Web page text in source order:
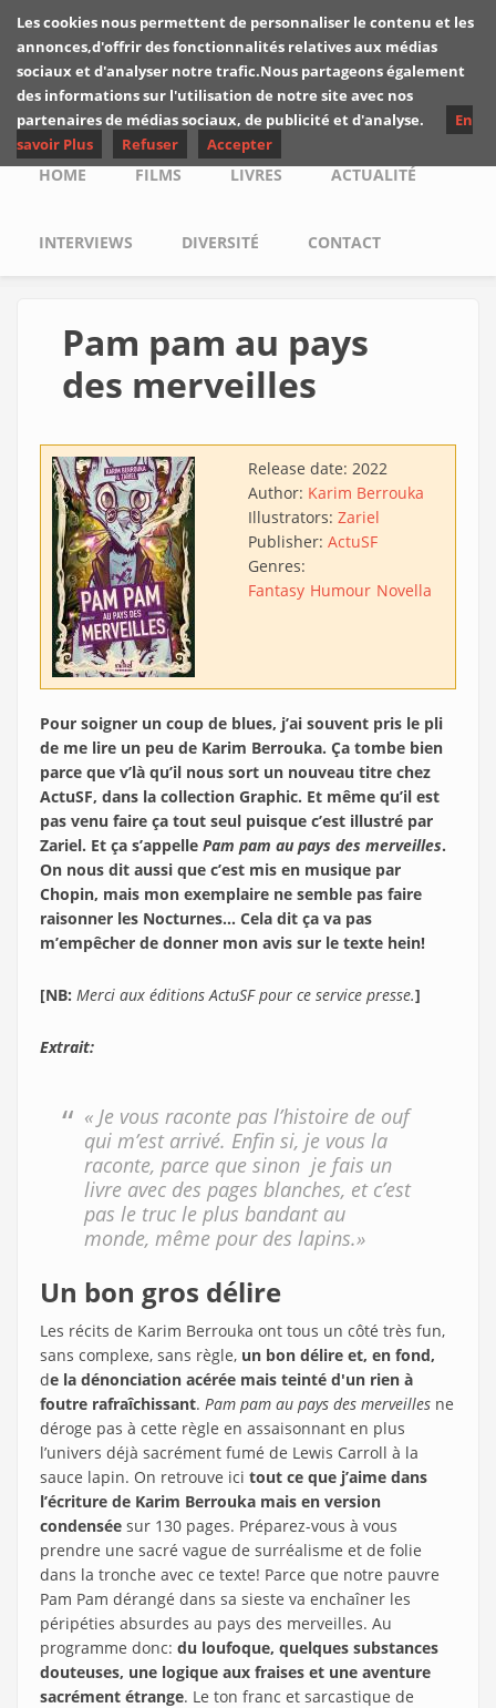
Skip to main content
Les critiques de
Yuyine
Main menu
HOME FILMS LIVRES ACTUALITÉ
INTERVIEWS DIVERSITÉ CONTACT
Pam pam au pays
des merveilles
Release date: 2022
Author: Karim Berrouka
Illustrators: Zariel
Publisher: ActuSF
Genres:
Fantasy Humour Novella
Pour soigner un coup de blues, j’ai souvent pris le pli
de me lire un peu de Karim Berrouka. Ça tombe bien
parce que v’là qu’il nous sort un nouveau titre chez
ActuSF, dans la collection Graphic. Et même qu’il est
pas venu faire ça tout seul puisque c’est illustré par
Zariel. Et ça s’appelle Pam pam au pays des merveilles.
On nous dit aussi que c’est mis en musique par
Chopin, mais mon exemplaire ne semble pas faire
raisonner les Nocturnes… Cela dit ça va pas
m’empêcher de donner mon avis sur le texte hein!
[NB: Merci aux éditions ActuSF pour ce service presse.]
Extrait:
« Je vous raconte pas l’histoire de ouf
qui m’est arrivé. Enfin si, je vous la
raconte, parce que sinon je fais un
livre avec des pages blanches, et c’est
pas le truc le plus bandant au
monde, même pour des lapins.»
Un bon gros délire
Les récits de Karim Berrouka ont tous un côté très fun,
sans complexe, sans règle, un bon délire et, en fond,
de la dénonciation acérée mais teinté d'un rien à
foutre rafraîchissant. Pam pam au pays des merveilles ne
déroge pas à cette règle en assaisonnant en plus
l’univers déjà sacrément fumé de Lewis Carroll à la
sauce lapin. On retrouve ici tout ce que j’aime dans
l’écriture de Karim Berrouka mais en version
condensée sur 130 pages. Préparez-vous à vous
prendre une sacré vague de surréalisme et de folie
dans la tronche avec ce texte! Parce que notre pauvre
Pam Pam dérangé dans sa sieste va enchaîner les
péripéties absurdes au pays des merveilles. Au
programme donc: du loufoque, quelques substances
douteuses, une logique aux fraises et une aventure
sacrément étrange. Le ton franc et sarcastique de
Les cookies nous permettent de personnaliser le contenu et les
annonces,d'offrir des fonctionnalités relatives aux médias
sociaux et d'analyser notre trafic.Nous partageons également
des informations sur l'utilisation de notre site avec nos
partenaires de médias sociaux, de publicité et d'analyse.
En
savoir Plus
Refuser Accepter